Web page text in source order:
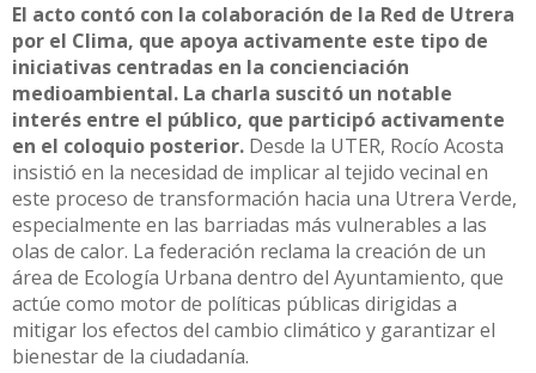
El acto contó con la colaboración de la Red de Utrera
por el Clima, que apoya activamente este tipo de
iniciativas centradas en la concienciación
medioambiental. La charla suscitó un notable
interés entre el público, que participó activamente
en el coloquio posterior. Desde la UTER, Rocío Acosta
insistió en la necesidad de implicar al tejido vecinal en
este proceso de transformación hacia una Utrera Verde,
especialmente en las barriadas más vulnerables a las
olas de calor. La federación reclama la creación de un
área de Ecología Urbana dentro del Ayuntamiento, que
actúe como motor de políticas públicas dirigidas a
mitigar los efectos del cambio climático y garantizar el
bienestar de la ciudadanía.